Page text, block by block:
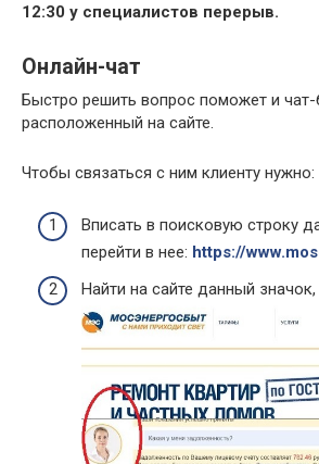
12:30 у специалистов перерыв.
Онлайн-чат
Быстро решить вопрос поможет и чат-
расположенный на сайте.
Чтобы связаться с ним клиенту нужно:
Вписать в поисковую строку
перейти в нее: https://
Найти на сайте данный